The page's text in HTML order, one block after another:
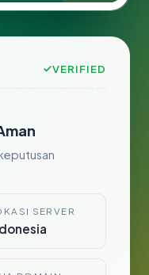
VERIFIED
SERVER